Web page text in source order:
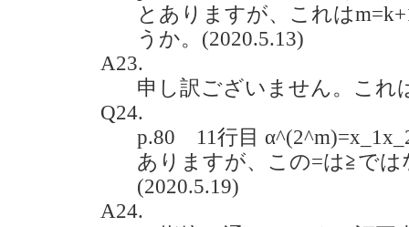
とありますが、これは
うか。(2020.5.13)
A23.
申し訳ございません。これ
Q24.
p.80 11行目
ありますが、この=は≧で
(2020.5.19)
A24.